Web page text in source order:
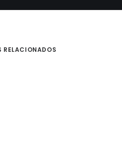
RELACIONADOS